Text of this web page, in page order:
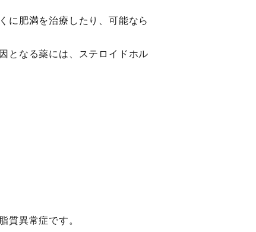
に肥満を治療したり、可能なら
となる薬には、ステロイドホル
質異常症です。